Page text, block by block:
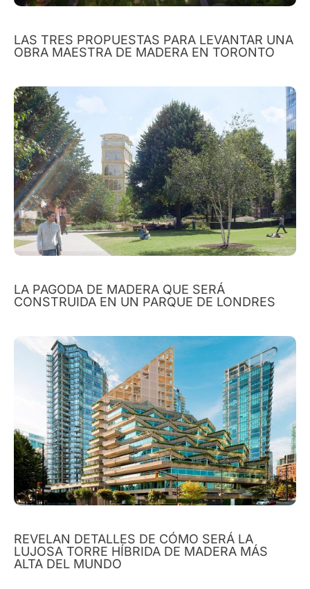
LAS TRES PROPUESTAS PARA LEVANTAR UNA
OBRA MAESTRA DE MADERA EN TORONTO
LA PAGODA DE MADERA QUE SERÁ
CONSTRUIDA EN UN PARQUE DE LONDRES
REVELAN DETALLES DE CÓMO SERÁ LA
LUJOSA TORRE HÍBRIDA DE MADERA MÁS
ALTA DEL MUNDO